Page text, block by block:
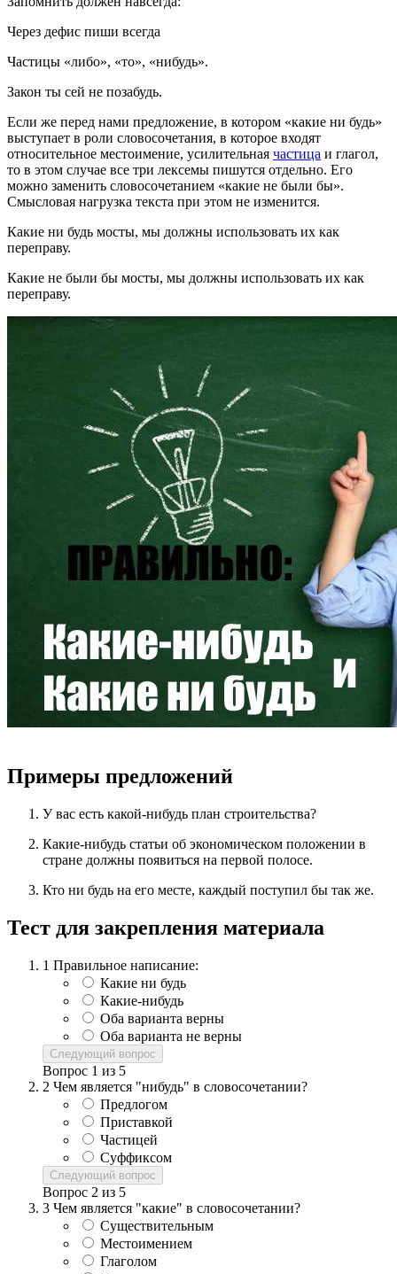
Через дефис пиши всегда
Частицы «либо», «то», «нибудь».
Закон ты сей не позабудь.
Если же перед нами предложение, в котором «какие ни будь»
выступает в роли словосочетания, в которое входят
относительное местоимение, усилительная частица и глагол,
то в этом случае все три лексемы пишутся отдельно. Его
можно заменить словосочетанием «какие не были бы».
Смысловая нагрузка текста при этом не изменится.
Какие ни будь мосты, мы должны использовать их как
переправу.
Какие не были бы мосты, мы должны использовать их как
переправу.
Примеры предложений
У вас есть какой-нибудь план строительства?
Какие-нибудь статьи об экономическом положении в
стране должны появиться на первой полосе.
Кто ни будь на его месте, каждый поступил бы так же.
Тест для закрепления материала
1 Правильное написание:
Какие ни будь
Какие-нибудь
Оба варианта верны
Оба варианта не верны
Следующий вопрос
Вопрос 1 из 5
2 Чем является "нибудь" в словосочетании?
Предлогом
Приставкой
Частицей
Суффиксом
Следующий вопрос
Вопрос 2 из 5
3 Чем является "какие" в словосочетании?
Существительным
Местоимением
Глаголом